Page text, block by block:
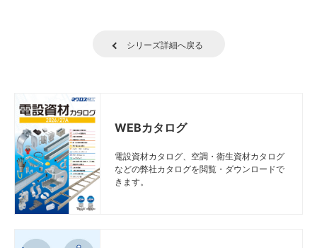
シリーズ詳細へ戻る
WEBカタログ
電設資材カタログ、空調・衛生資材カタログ
などの弊社カタログを閲覧・ダウンロードで
きます。